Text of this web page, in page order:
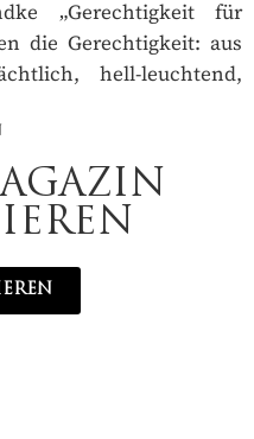
„Gerechtigkeit für
die Gerechtigkeit: aus
hell-leuchtend,